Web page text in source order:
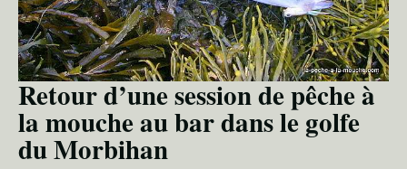
Retour d’une session de pêche à
la mouche au bar dans le golfe
du Morbihan